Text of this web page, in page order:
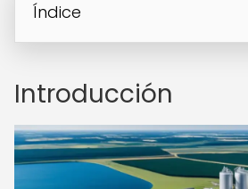
Índice
Introducción